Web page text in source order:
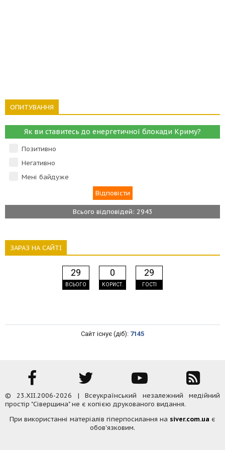
ОПИТУВАННЯ
Як ви ставитесь до енергетичної блокади Криму?
Позитивно
Негативно
Мені байдуже
Всього відповідей: 2943
ЗАРАЗ НА САЙТІ
29
ВСЬОГО
0
КОРИСТ.
29
ГОСТІ
Сайт існує (діб): 7145
© 23.XII.2006-2026 | Всеукраїнський незалежний медійний
простір "Сіверщина" не є копією друкованого видання.
При використанні матеріалів гіперпосилання на siver.com.ua є
обов'язковим.